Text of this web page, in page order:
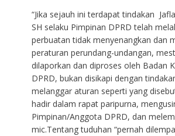
“Jika sejauh ini terdapat tindakan
SH selaku Pimpinan DPRD telah
perbuatan tidak menyenangkan dan
peraturan perundang-undangan,
dilaporkan dan diproses oleh Badan
DPRD, bukan disikapi dengan
melanggar aturan seperti yang
hadir dalam rapat paripurna,
Pimpinan/Anggota DPRD, dan
mic.Tentang tuduhan “pernah